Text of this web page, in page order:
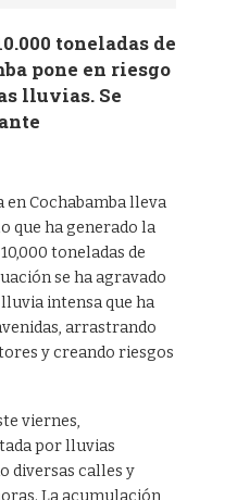
toneladas de
pone en riesgo
lluvias. Se
en Cochabamba lleva
que ha generado la
toneladas de
se ha agravado
intensa que ha
arrastrando
y creando riesgos
viernes,
por lluvias
diversas calles y